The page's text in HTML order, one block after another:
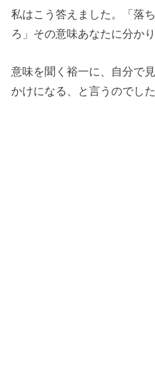
私はこう答えました。「落
ろ」その意味あなたに分かり
意味を聞く裕一に、自分で
かけになる、と言うのでした